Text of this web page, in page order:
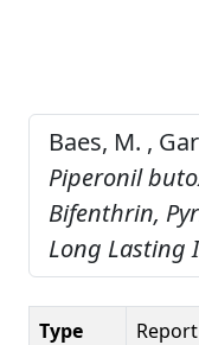
Baes, M. ,
Piperonil
Bifenthrin,
Long Lasting
Type
Report